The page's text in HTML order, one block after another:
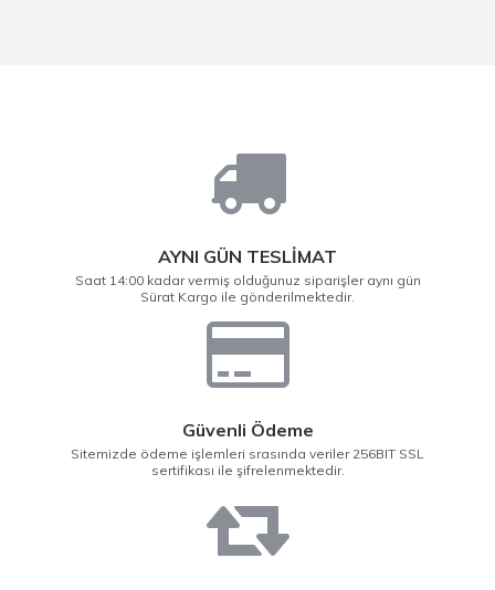
AYNI GÜN TESLİMAT
Saat 14:00 kadar vermiş olduğunuz siparişler aynı gün
Sürat Kargo ile gönderilmektedir.
Güvenli Ödeme
Sitemizde ödeme işlemleri srasında veriler 256BIT SSL
sertifikası ile şifrelenmektedir.